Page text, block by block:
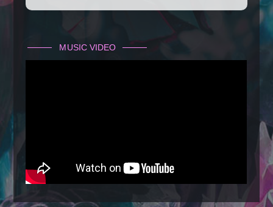
MUSIC VIDEO